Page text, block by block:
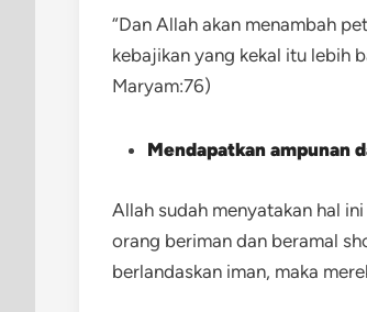
“Dan Allah akan menambah
kebajikan yang kekal itu lebih
Maryam:76)
Mendapatkan ampunan
Allah sudah menyatakan hal
orang beriman dan beramal
berlandaskan iman, maka